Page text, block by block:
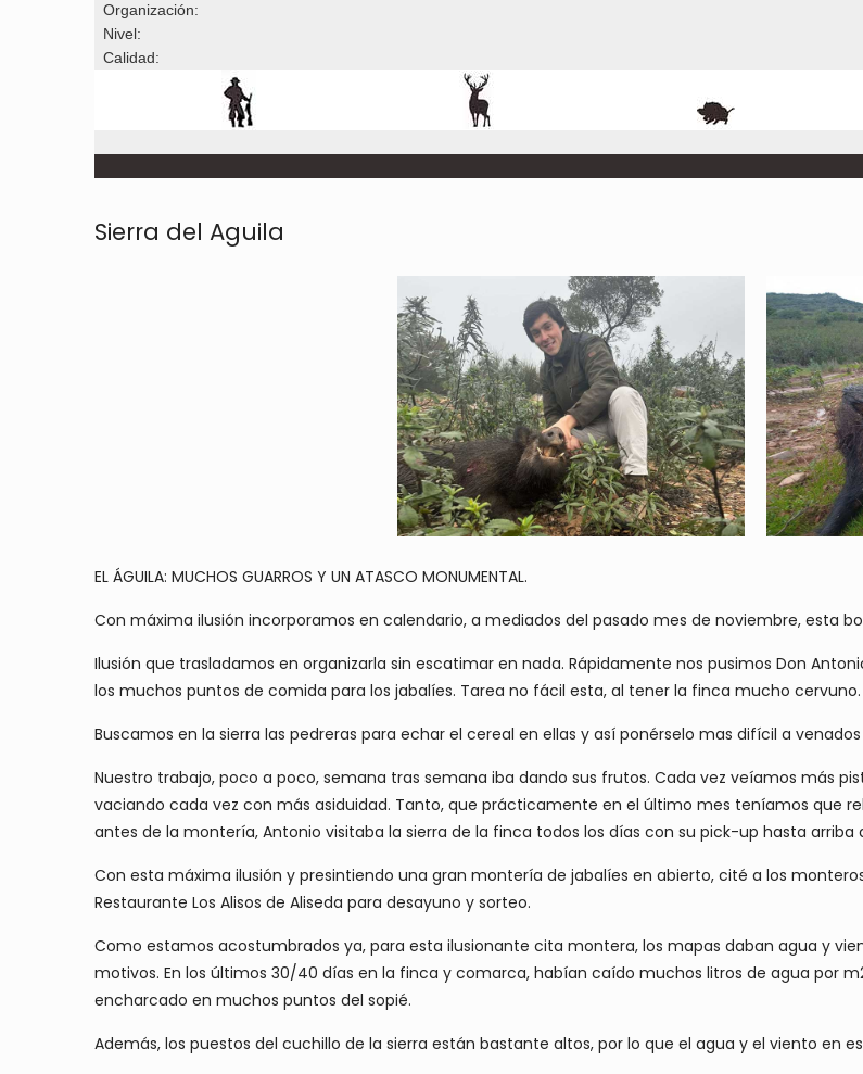
Organización:
Nivel:
Calidad:
Sierra del Aguila
EL ÁGUILA: MUCHOS GUARROS Y UN ATASCO MONUMENTAL.
Con máxima ilusión incorporamos en calendario, a mediados del pasado mes de noviembre, esta
Ilusión que trasladamos en organizarla sin escatimar en nada. Rápidamente nos pusimos Don
los muchos puntos de comida para los jabalíes. Tarea no fácil esta, al tener la finca mucho cervuno.
Buscamos en la sierra las pedreras para echar el cereal en ellas y así ponérselo mas difícil a
Nuestro trabajo, poco a poco, semana tras semana iba dando sus frutos. Cada vez veíamos más
vaciando cada vez con más asiduidad. Tanto, que prácticamente en el último mes teníamos que
antes de la montería, Antonio visitaba la sierra de la finca todos los días con su pick-up hasta arriba
Con esta máxima ilusión y presintiendo una gran montería de jabalíes en abierto, cité a los
Restaurante Los Alisos de Aliseda para desayuno y sorteo.
Como estamos acostumbrados ya, para esta ilusionante cita montera, los mapas daban agua y
motivos. En los últimos 30/40 días en la finca y comarca, habían caído muchos litros de agua por
encharcado en muchos puntos del sopié.
Además, los puestos del cuchillo de la sierra están bastante altos, por lo que el agua y el viento en